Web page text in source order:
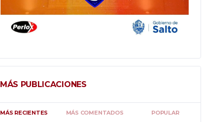
MÁS PUBLICACIONES
MÁS RECIENTES MÁS COMENTADOS POPULAR